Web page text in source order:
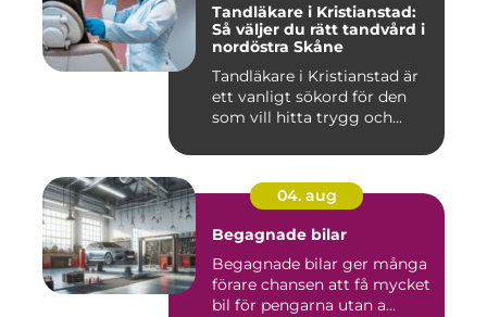
Tandläkare i Kristianstad:
Så väljer du rätt tandvård i
nordöstra Skåne
Tandläkare i Kristianstad är
ett vanligt sökord för den
som vill hitta trygg och...
04. aug
Begagnade bilar
Begagnade bilar ger många
förare chansen att få mycket
bil för pengarna utan a...